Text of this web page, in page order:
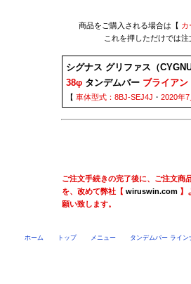
商品をご購入される場合は【 カ
これを押しただけでは
シグナス グリファス（
38φタンデムバー ブライアン
【 車体型式：8BJ-SEJ4J ・ 2020年
ご注文手続きの完了後に、ご注文商
を、改めて弊社【 wiruswin.com】
願い致します。
ホーム トップ メニュー タンデムバー ライン